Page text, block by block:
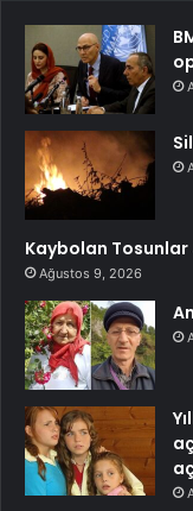
Kaybolan
Ağustos 9, 2026